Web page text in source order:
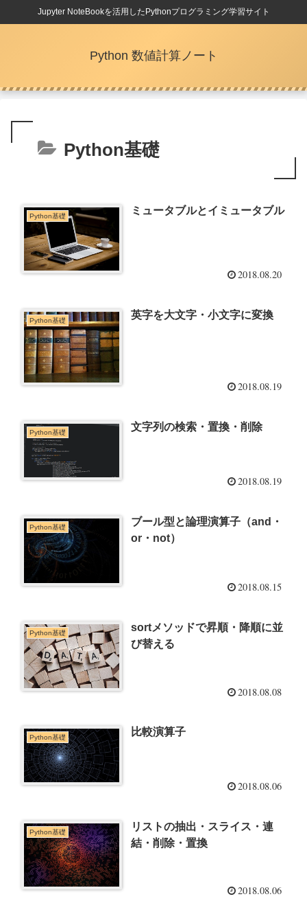
Jupyter NoteBookを活用したPythonプログラミング学習サイト
Python 数値計算ノート
Python基礎
Python基礎 ミュータブルとイミュータブル
2018.08.20
Python基礎 英字を大文字・小文字に変換
2018.08.19
Python基礎 文字列の検索・置換・削除
2018.08.19
Python基礎
ブール型と論理演算子（and・
or・not）
2018.08.15
Python基礎
sortメソッドで昇順・降順に並
び替える
2018.08.08
Python基礎 比較演算子
2018.08.06
Python基礎
リストの抽出・スライス・連
結・削除・置換
2018.08.06